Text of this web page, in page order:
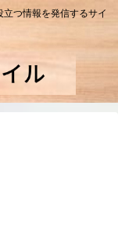
つ情報を発信するサイ